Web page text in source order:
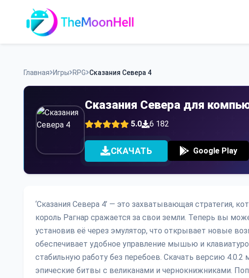
content
Главная Игры RPG Сказания Севера 4
Сказания Севера для
5.0 6 182
СКАЧАТЬ Google Play
‘Сказания Севера 4’ — это захватывающая стратегия,
король Рагнар сражается за свои земли. Теперь вы
установив её через эмулятор, что открывает новые
обеспечивает удобное управление мышью и
стабильную работу без перебоев. Скачать версию
эпические битвы с великанами и чернокнижниками.